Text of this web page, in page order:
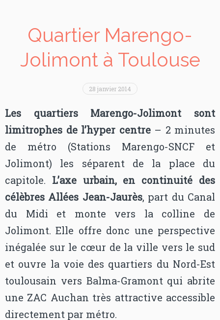
Quartier Marengo-
Jolimont à Toulouse
28 janvier 2014
Les quartiers Marengo-Jolimont sont
limitrophes de l’hyper centre– 2 minutes
de métro (Stations Marengo-SNCF et
Jolimont) les séparent de la place du
capitole. L’axe urbain, en continuité des
célèbres Allées Jean-Jaurès, part du Canal
du Midi et monte vers la colline de
Jolimont. Elle offre donc une perspective
inégalée sur le cœur de la ville vers le sud
et ouvre la voie des quartiers du Nord-Est
toulousain vers Balma-Gramont qui abrite
une ZAC Auchan très attractive accessible
directement par métro.